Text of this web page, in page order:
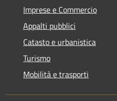
Imprese e Commercio
Appalti pubblici
Catasto e urbanistica
Turismo
Mobilità e trasporti